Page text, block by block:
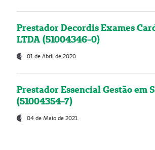
Prestador Decordis Exames
LTDA (51004346-0)
01 de Abril de 2020
Prestador Essencial Gestão em
(51004354-7)
04 de Maio de 2021